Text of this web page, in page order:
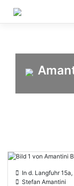
content
In d. Langfuhr
Stefan Amantini